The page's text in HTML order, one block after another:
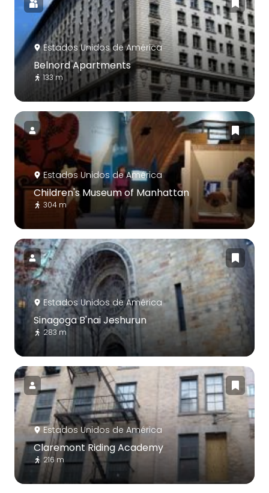
Estados Unidos de América
Belnord Apartments
133 m
Estados Unidos de América
Children's Museum of Manhattan
304 m
Estados Unidos de América
Sinagoga B'nai Jeshurun
283 m
Estados Unidos de América
Claremont Riding Academy
216 m